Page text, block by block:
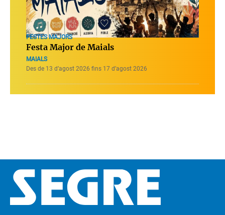
FESTES MAJORS
Festa Major de Maials
MAIALS
Des de 13 d’agost 2026 fins 17 d’agost 2026